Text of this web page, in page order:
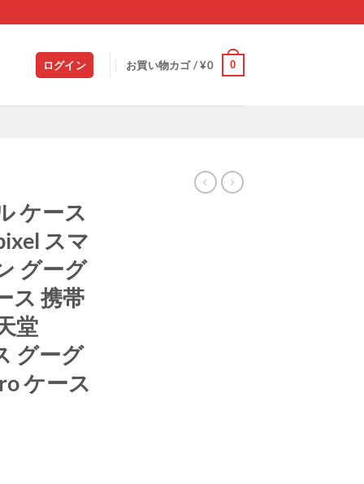
ログイン お買い物カゴ /¥0 0
ケース
スマ
グーグ
ス 携帯
堂
グーグ
ケース